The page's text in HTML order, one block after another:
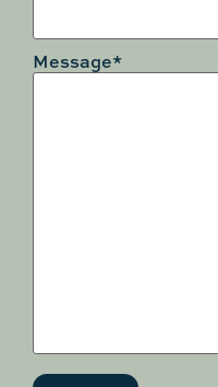
Message*